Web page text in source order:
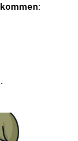
:
.